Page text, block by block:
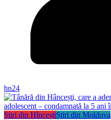
hn24
Știri din HînceștiȘtiri din Moldova